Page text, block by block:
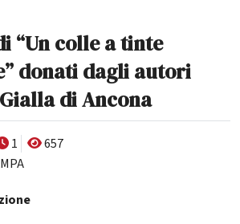
“Un colle a tinte
donati dagli autori
di Ancona
1
657